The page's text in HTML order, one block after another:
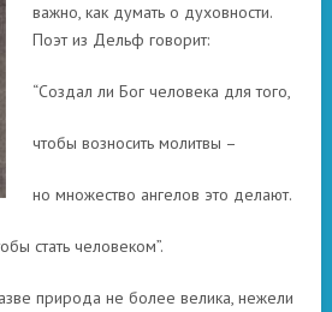
важно, как думать о духовности.
Поэт из Дельф говорит:
“Создал ли Бог человека для того,
чтобы возносить молитвы –
но множество ангелов это делают.
стать человеком”.
природа не более велика, нежели